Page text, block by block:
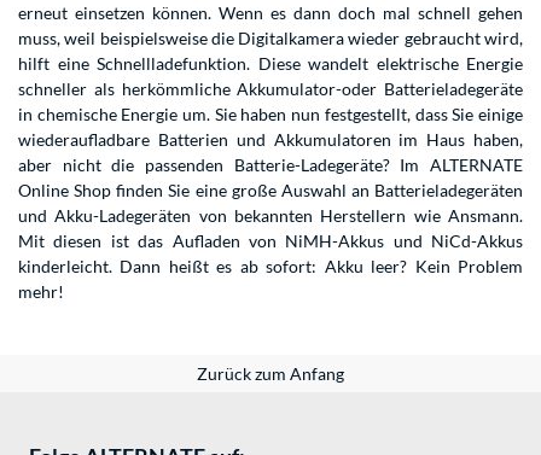
erneut einsetzen können. Wenn es dann doch mal schnell gehen
muss, weil beispielsweise die Digitalkamera wieder gebraucht wird,
hilft eine Schnellladefunktion. Diese wandelt elektrische Energie
schneller als herkömmliche Akkumulator-oder Batterieladegeräte
in chemische Energie um. Sie haben nun festgestellt, dass Sie einige
wiederaufladbare Batterien und Akkumulatoren im Haus haben,
aber nicht die passenden Batterie-Ladegeräte? Im ALTERNATE
Online Shop finden Sie eine große Auswahl an Batterieladegeräten
und Akku-Ladegeräten von bekannten Herstellern wie Ansmann.
Mit diesen ist das Aufladen von NiMH-Akkus und NiCd-Akkus
kinderleicht. Dann heißt es ab sofort: Akku leer? Kein Problem
mehr!
Zurück zum Anfang